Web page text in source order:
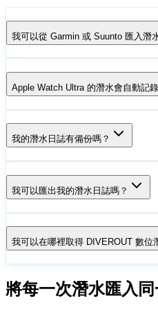
我可以從 Garmin 或 Suunto 匯入潛
Apple Watch Ultra 的潛水會自動記
我的潛水日誌有備份嗎？
我可以匯出我的潛水日誌嗎？
我可以在哪裡取得 DIVEROUT 數位
將每一次潛水匯入